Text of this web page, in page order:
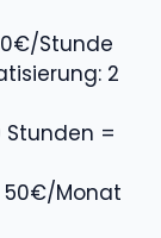
Stunde
2
Stunden =
50€/Monat